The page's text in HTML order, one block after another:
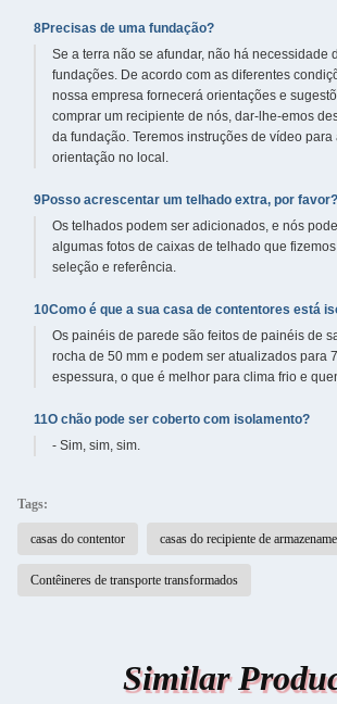
8Precisas de uma fundação?
Se a terra não se afundar, não há necessidade
fundações. De acordo com as diferentes
nossa empresa fornecerá orientações e
comprar um recipiente de nós, dar-lhe-emos
da fundação. Teremos instruções de vídeo para
orientação no local.
9Posso acrescentar um telhado extra, por favor?
Os telhados podem ser adicionados, e nós
algumas fotos de caixas de telhado que
seleção e referência.
10Como é que a sua casa de contentores está
Os painéis de parede são feitos de painéis de
rocha de 50 mm e podem ser atualizados para
espessura, o que é melhor para clima frio e
11O chão pode ser coberto com isolamento?
- Sim, sim, sim.
Tags:
casas do contentor casas do recipiente de
Contêineres de transporte transformados
Similar